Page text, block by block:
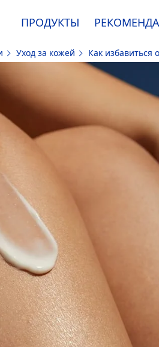
Наш сайт использует файлы
ПРОДУКТЫ
Уход за кожей Как избавиться